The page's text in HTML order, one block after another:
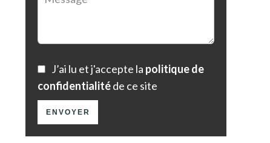
J’ai lu et j'accepte la politique de
confidentialitéde ce site
ENVOYER